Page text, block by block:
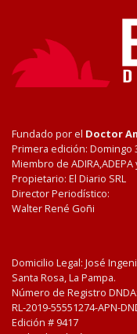
Fundado por el Doctor
Primera edición: Domingo
Miembro de ADIRA,ADEPA
Propietario: El Diario SRL
Director Periodístico:
Walter René Goñi
Domicilio Legal: José
Santa Rosa, La Pampa.
Número de Registro DNDA:
RL-2019-55551274-APN-
Edición # 9417